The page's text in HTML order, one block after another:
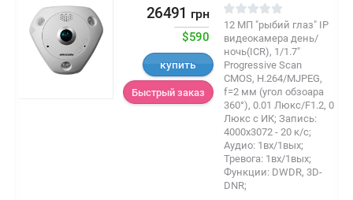
26491 грн
$590
купить
Быстрый заказ
12 МП "рыбий глаз" IP
видеокамера день/
ночь(ICR), 1/1.7"
Progressive Scan
CMOS, H.264/MJPEG,
f=2 мм (угол обзоара
360°), 0.01 Люкс/F1.2, 0
Люкс с ИК; Запись:
4000х3072 - 20 к/с;
Аудио: 1вх/1вых;
Тревога: 1вх/1вых;
Функции: DWDR, 3D-
DNR;